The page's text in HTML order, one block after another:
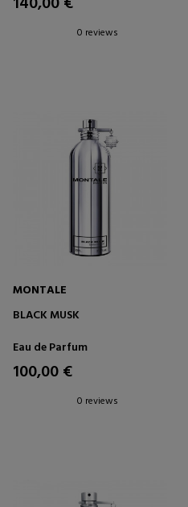
0 reviews
MONTALE
BLACK MUSK
Eau de Parfum
100,00 €
0 reviews